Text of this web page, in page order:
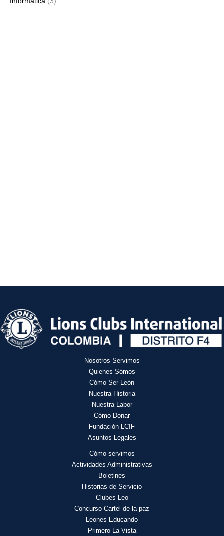
Nosotros Servimos
Quienes Sómos
Cómo Ser León
Nuestra Historia
Nuestra Labor
Cómo Donar
Fundación LCIF
Asuntos Legales
Cómo servimos
Actividades Administrativas
Boletines
Historias de Servicio
Clubes Leo
Concurso Cartel de la paz
Leones Educando
Primero La Vista